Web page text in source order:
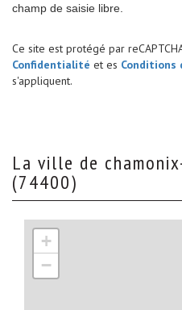
champ de saisie libre.
Ce site est protégé par
Confidentialité et es
s'appliquent.
la ville de chamonix-mont-blanc
(74400)
+
−